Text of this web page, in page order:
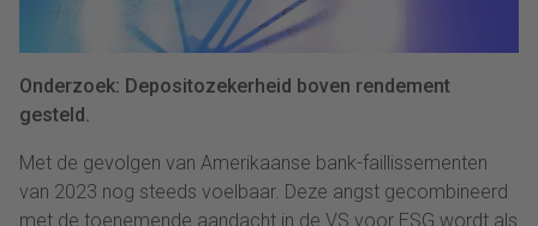
Onderzoek: Depositozekerheid boven rendement
gesteld.
Met de gevolgen van Amerikaanse bank-faillissementen
van 2023 nog steeds voelbaar. Deze angst gecombineerd
met de toenemende aandacht in de VS voor ESG wordt als